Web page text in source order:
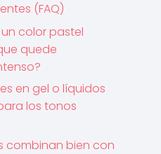
(FAQ)
color pastel
quede
en gel o líquidos
los tonos
combinan bien con